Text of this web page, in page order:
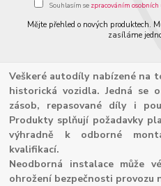
Souhlasím se zpracováním osobních
Mějte přehled o nových produktech.
zasíláme
Veškeré autodíly nabízené na
historická vozidla. Jedná se
zásob, repasované díly i
Produkty splňují požadavky
výhradně k odborné
kvalifikací.
Neodborná instalace může
ohrožení bezpečnosti provozu